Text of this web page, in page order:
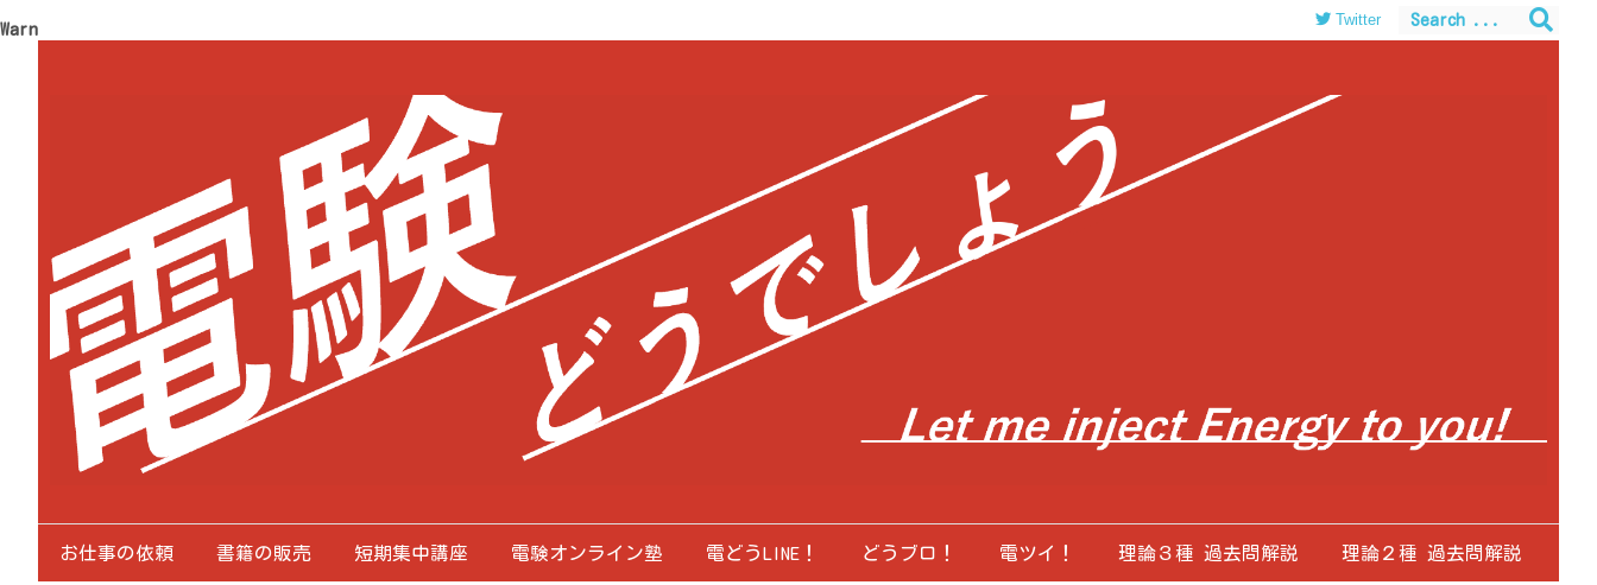
Warning /home/c0403866/public_html/kwglab.com/wp-content/themes/luxeritas/inc/json-ld.phpon line120
お仕事の依頼 書籍の販売 短期集中講座 電験オンライン塾 電どうLINE！ どうブロ！ 電ツイ！ 理論３種 過去問解説 理論２種 過去問解説
Twitter